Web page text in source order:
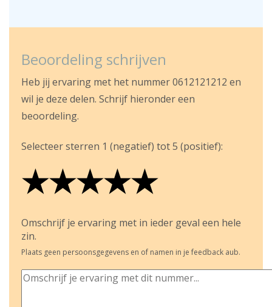
Beoordeling schrijven
Heb jij ervaring met het nummer 0612121212 en
wil je deze delen. Schrijf hieronder een
beoordeling.
Selecteer sterren 1 (negatief) tot 5 (positief):
★
★★
★★★
★★★★
★★★★★
Omschrijf je ervaring met in ieder geval een hele
zin.
Plaats geen persoonsgegevens en of namen in je feedback aub.